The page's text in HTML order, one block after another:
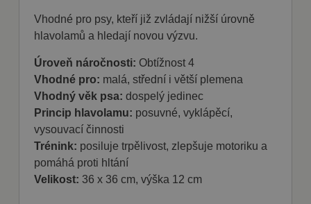
Vhodné pro psy, kteří již zvládají nižší úrovně
hlavolamů a hledají novou výzvu.
Úroveň náročnosti: Obtížnost 4
Vhodné pro: malá, střední i větší plemena
Vhodný věk psa: dospelý jedinec
Princip hlavolamu: posuvné, vyklápěcí,
vysouvací činnosti
Trénink: posiluje trpělivost, zlepšuje motoriku a
pomáhá proti hltání
Velikost: 36 x 36 cm, výška 12 cm